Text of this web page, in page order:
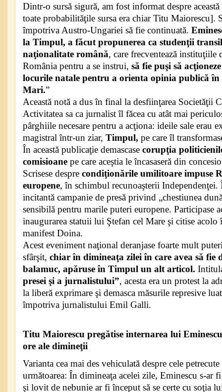
Dintr-o sursă sigură, am fost informat despre
toate probabilităţile sursa era chiar Titu Maiorescu].
împotriva Austro-Ungariei să fie continuată.
la Timpul, a făcut propunerea ca studenţii
naţionalitate română, care frecventează instituţiile
România pentru a se instrui, să fie puşi să
locurile natale pentru a orienta opinia publică
Mari.”
Această notă a dus în final la desfiinţarea Societăţii
Activitatea sa ca jurnalist îl făcea cu atât mai
pârghiile necesare pentru a acţiona: ideile sale erau
magistral într-un ziar, Timpul, pe care îl
În această publicaţie demascase corupţia
comisioane pe care aceştia le încasaseră din
Scrisese despre condiţionările umilitoare impuse
europene, în schimbul recunoaşterii Independenţei.
incitantă campanie de presă privind „chestiunea
sensibilă pentru marile puteri europene. Participase
inaugurarea statuii lui Ştefan cel Mare şi citise
manifest Doina.
Acest eveniment naţional deranjase foarte mult
sfârşit, chiar în dimineaţa zilei în care avea să fie
balamuc, apăruse în Timpul un alt articol.
presei şi a jurnalistului”, acesta era un protest la
la liberă exprimare şi demasca măsurile represive
împotriva jurnalistului Emil Galli.
Titu Maiorescu pregătise internarea lui
ore ale dimineţii
Varianta cea mai des vehiculată despre cele
următoarea: În dimineaţa acelei zile, Eminescu s-ar
şi lovit de nebunie ar fi început să se certe cu soţia